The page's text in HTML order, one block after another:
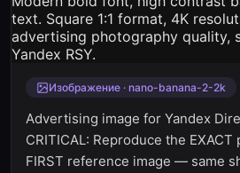
Изображение · nano-banana-2-2k
Advertising image for Yandex
CRITICAL: Reproduce the
FIRST reference image — same